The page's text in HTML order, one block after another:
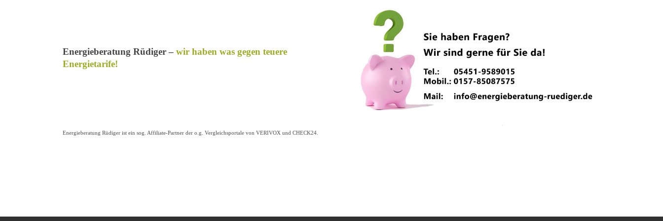
Energieberatung Rüdiger – wir haben was gegen teuere
Energietarife!
Energieberatung Rüdiger ist ein sog. Affiliate-Partner der o.g. Vergleichsportale von VERIVOX und CHECK24.